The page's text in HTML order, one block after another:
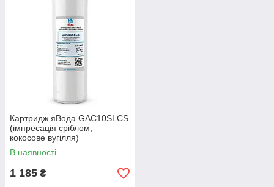
Картридж яВода GAC10SLCS
(імпресація сріблом,
кокосове вугілля)
В наявності
1 185 ₴